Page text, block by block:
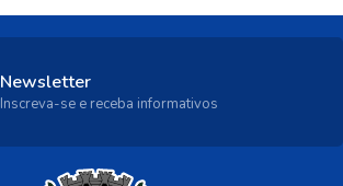
Newsletter
Inscreva-se e receba informativos